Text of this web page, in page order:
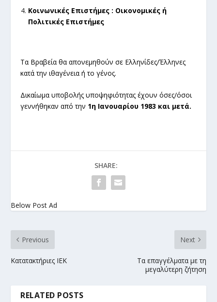
Κοινωνικές Επιστήμες : Οικονομικές ή
Πολιτικές Επιστήμες
Τα Βραβεία θα απονεμηθούν σε Ελληνίδες/Έλληνες
κατά την ιθαγένεια ή το γένος.
Δικαίωμα υποβολής υποψηφιότητας έχουν όσες/όσοι
γεννήθηκαν από την 1η Ιανουαρίου 1983 και μετά.
SHARE:
Below Post Ad
Previous
Kατατακτήριες ΙΕΚ
Next
Τα επαγγέλματα με τη
μεγαλύτερη ζήτηση
RELATED POSTS